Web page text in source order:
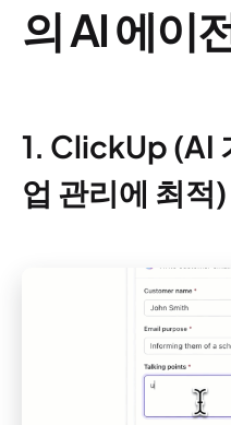
의 AI 에이
1. ClickUp (AI
업 관리에 최적)